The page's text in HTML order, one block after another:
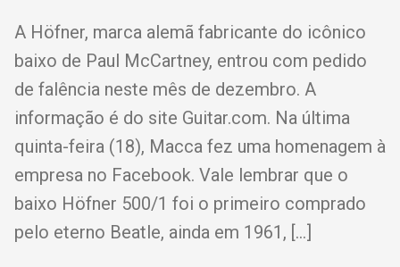
A Höfner, marca alemã fabricante do icônico
baixo de Paul McCartney, entrou com pedido
de falência neste mês de dezembro. A
informação é do site Guitar.com. Na última
quinta-feira (18), Macca fez uma homenagem à
empresa no Facebook. Vale lembrar que o
baixo Höfner 500/1 foi o primeiro comprado
pelo eterno Beatle, ainda em 1961, […]